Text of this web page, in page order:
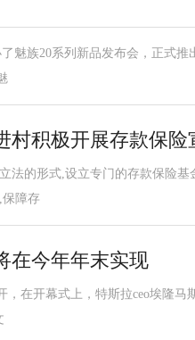
魅族20系列新品发布会，正式推
村积极开展存款保险
法的形式,设立专门的存款保险
障存
在今年年末实现
，在开幕式上，特斯拉ceo埃隆